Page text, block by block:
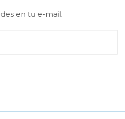
en tu e-mail.